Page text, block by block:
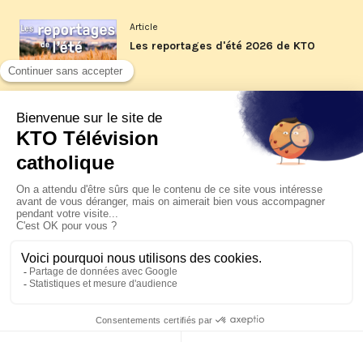
Article
Les reportages d'été 2026 de KTO
La visite pastorale du pape Léon
XIV à Assise à suivre sur KTO le
jeudi 6 août
Le pape en Uruguay, Argentine et
Pérou du 6 au 17 novembre 2026
© KTO 2026 —Contact